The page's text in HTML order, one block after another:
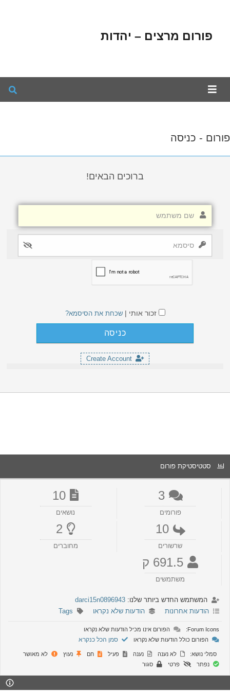
פורום מרצים – יהדות
פורום - כניסה
ברוכים הבאים!
זכור אותי |שכחת את הסיסמא?
סטטיסטיקת פורום
3
פורומים
10
נושאים
10
שרשורים
2
מחוברים
691.5 ק
משתמשים
המשתמש החדש ביותר שלנו: darci15n0896943
הודעות אחרונות
הודעות שלא נקראו Tags
Forum Icons:
הפורום אינו מכיל הודעות שלא נקראו
הפורום כולל הודעות שלא נקראו
סמן הכל כנקרא
סמלי נושא: לא נענה נענה פעיל חם נעוץ
לא מאושר
נפתר
פרטי סגור